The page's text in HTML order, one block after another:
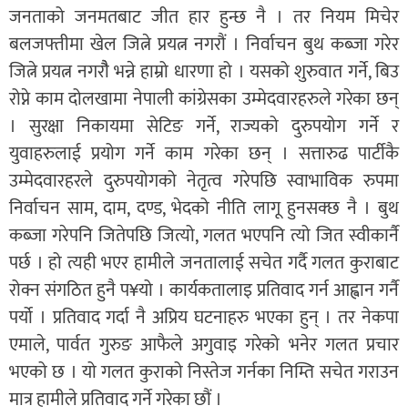
जनताको जनमतबाट जीत हार हुन्छ नै । तर नियम मिचेर
बलजफ्तीमा खेल जित्ने प्रयत्न नगरौं । निर्वाचन बुथ कब्जा गरेर
जित्ने प्रयत्न नगरौै भन्ने हाम्रो धारणा हो । यसको शुरुवात गर्ने, बिउ
रोप्ने काम दोलखामा नेपाली कांग्रेसका उम्मेदवारहरुले गरेका छन्
। सुरक्षा निकायमा सेटिङ गर्ने, राज्यको दुरुपयोग गर्ने र
युवाहरुलाई प्रयोग गर्ने काम गरेका छन् । सत्तारुढ पार्टीकै
उम्मेदवारहरले दुरुपयोगको नेतृत्व गरेपछि स्वाभाविक रुपमा
निर्वाचन साम, दाम, दण्ड, भेदको नीति लागू हुनसक्छ नै । बुथ
कब्जा गरेपनि जितेपछि जित्यो, गलत भएपनि त्यो जित स्वीकार्नै
पर्छ । हो त्यही भएर हामीले जनतालाई सचेत गर्दै गलत कुराबाट
रोक्न संगठित हुनै प¥यो । कार्यकतालाइ प्रतिवाद गर्न आह्वान गर्नै
पर्यो । प्रतिवाद गर्दा नै अप्रिय घटनाहरु भएका हुन् । तर नेकपा
एमाले, पार्वत गुरुङ आफैले अगुवाइ गरेको भनेर गलत प्रचार
भएको छ । यो गलत कुराको निस्तेज गर्नका निम्ति सचेत गराउन
मात्र हामीले प्रतिवाद गर्ने गरेका छौं ।